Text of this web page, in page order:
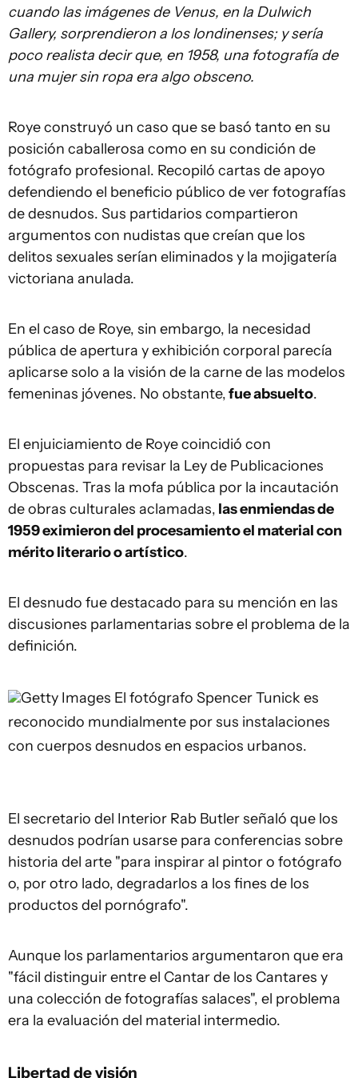
cuando las imágenes de Venus, en la Dulwich
Gallery, sorprendieron a los londinenses; y sería
poco realista decir que, en 1958, una fotografía de
una mujer sin ropa era algo obsceno.
Roye construyó un caso que se basó tanto en su
posición caballerosa como en su condición de
fotógrafo profesional. Recopiló cartas de apoyo
defendiendo el beneficio público de ver fotografías
de desnudos. Sus partidarios compartieron
argumentos con nudistas que creían que los
delitos sexuales serían eliminados y la mojigatería
victoriana anulada.
En el caso de Roye, sin embargo, la necesidad
pública de apertura y exhibición corporal parecía
aplicarse solo a la visión de la carne de las modelos
femeninas jóvenes. No obstante,fue absuelto.
El enjuiciamiento de Roye coincidió con
propuestas para revisar la Ley de Publicaciones
Obscenas. Tras la mofa pública por la incautación
de obras culturales aclamadas, las enmiendas de
1959 eximieron del procesamiento el material con
mérito literario o artístico.
El desnudo fue destacado para su mención en las
discusiones parlamentarias sobre el problema de la
definición.
Getty Images El fotógrafo Spencer Tunick es
reconocido mundialmente por sus instalaciones
con cuerpos desnudos en espacios urbanos.
El secretario del Interior Rab Butler señaló que los
desnudos podrían usarse para conferencias sobre
historia del arte "para inspirar al pintor o fotógrafo
o, por otro lado, degradarlos a los fines de los
productos del pornógrafo".
Aunque los parlamentarios argumentaron que era
"fácil distinguir entre el Cantar de los Cantares y
una colección de fotografías salaces", el problema
era la evaluación del material intermedio.
Libertad de visión